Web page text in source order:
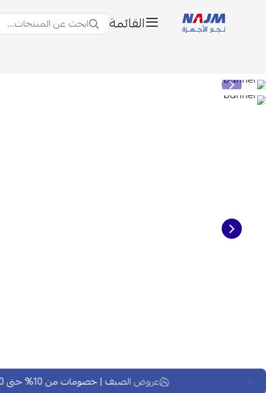
القائمة ابحث عن المنتجات...
عروض الصيف | خصومات من 10% حتى 60%